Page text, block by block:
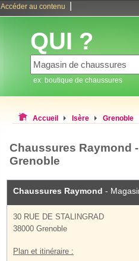
Accéder au contenu
QUI ?
ex: boutique de chaussures
Accueil Isère Grenoble
Chaussures Raymond
Grenoble
Chaussures Raymond -
30 RUE DE STALINGRAD
38000 Grenoble
Plan et itinéraire :